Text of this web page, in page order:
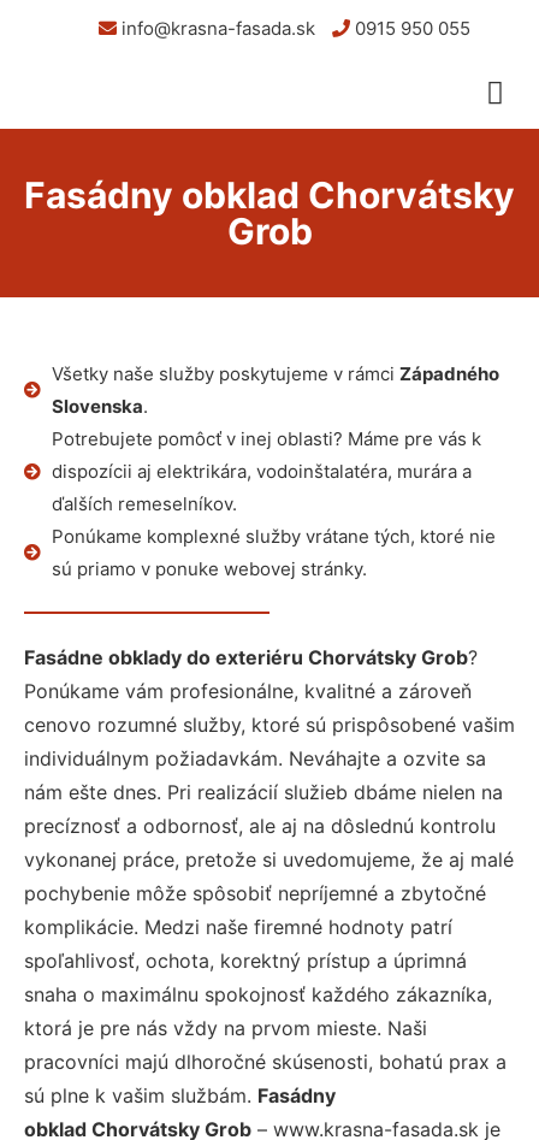
info@krasna-fasada.sk 0915 950 055
Fasádny obklad Chorvátsky
Grob
Všetky naše služby poskytujeme v rámci Západného
Slovenska.
Potrebujete pomôcť v inej oblasti? Máme pre vás k
dispozícii aj elektrikára, vodoinštalatéra, murára a
ďalších remeselníkov.
Ponúkame komplexné služby vrátane tých, ktoré nie
sú priamo v ponuke webovej stránky.
Fasádne obklady do exteriéru Chorvátsky Grob?
Ponúkame vám profesionálne, kvalitné a zároveň
cenovo rozumné služby, ktoré sú prispôsobené vašim
individuálnym požiadavkám. Neváhajte a ozvite sa
nám ešte dnes. Pri realizácií služieb dbáme nielen na
precíznosť a odbornosť, ale aj na dôslednú kontrolu
vykonanej práce, pretože si uvedomujeme, že aj malé
pochybenie môže spôsobiť nepríjemné a zbytočné
komplikácie. Medzi naše firemné hodnoty patrí
spoľahlivosť, ochota, korektný prístup a úprimná
snaha o maximálnu spokojnosť každého zákazníka,
ktorá je pre nás vždy na prvom mieste. Naši
pracovníci majú dlhoročné skúsenosti, bohatú prax a
sú plne k vašim službám. Fasádny
obklad Chorvátsky Grob – www.krasna-fasada.sk je